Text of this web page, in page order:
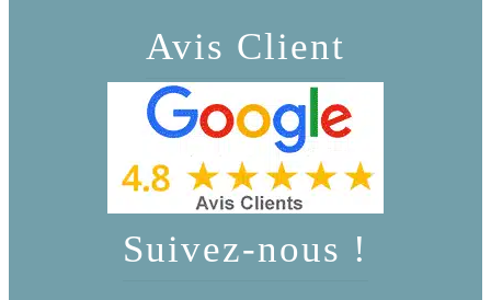
Avis Client
Suivez-nous !